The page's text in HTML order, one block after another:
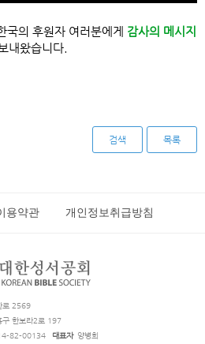
국의 후원자 여러분에게 감사의 메시지
내왔습니다.
검색 목록
용약관 개인정보취급방침
로 2569
구 한보라2로 197
82-00134 대표자 양병희